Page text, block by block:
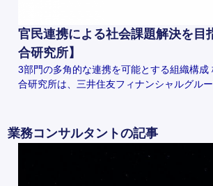
官民連携による社会課題解決を目
合研究所】
3部門の多角的な連携を可能とする組織構成
合研究所は、三井住友フィナンシャルグル
業務コンサルタントの記事